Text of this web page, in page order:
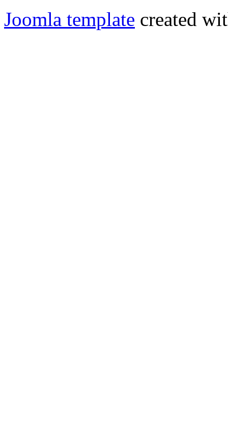
Joomla template created